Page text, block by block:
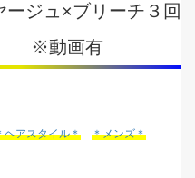
ージュ×ブリーチ３回
※動画有
ヘアスタイル＊ ＊メンズ＊